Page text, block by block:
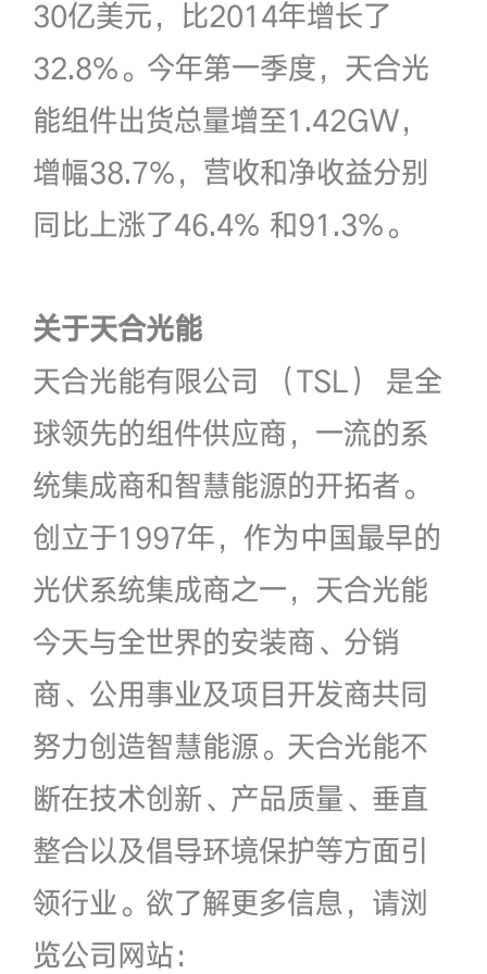
30亿美元，比2014年增长了
32.8%。今年第一季度，天合光
能组件出货总量增至1.42GW，
增幅38.7%，营收和净收益分别
同比上涨了46.4% 和91.3%。
关于天合光能
天合光能有限公司 （TSL） 是全
球领先的组件供应商，一流的系
统集成商和智慧能源的开拓者。
创立于1997年，作为中国最早的
光伏系统集成商之一，天合光能
今天与全世界的安装商、分销
商、公用事业及项目开发商共同
努力创造智慧能源。天合光能不
断在技术创新、产品质量、垂直
整合以及倡导环境保护等方面引
领行业。欲了解更多信息，请浏
览公司网站：